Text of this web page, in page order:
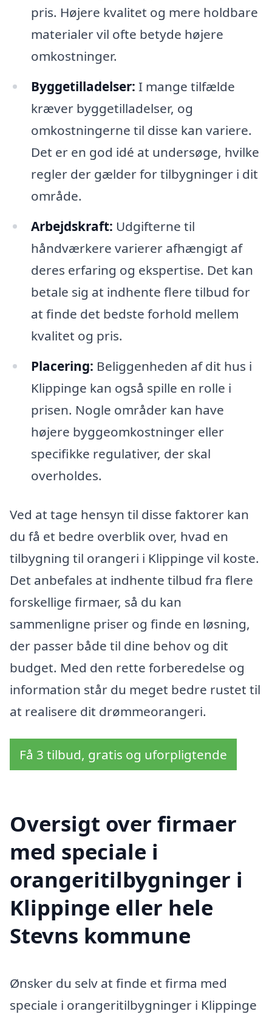
pris. Højere kvalitet og mere holdbare
materialer vil ofte betyde højere
omkostninger.
Byggetilladelser: I mange tilfælde
kræver byggetilladelser, og
omkostningerne til disse kan variere.
Det er en god idé at undersøge, hvilke
regler der gælder for tilbygninger i dit
område.
Arbejdskraft: Udgifterne til
håndværkere varierer afhængigt af
deres erfaring og ekspertise. Det kan
betale sig at indhente flere tilbud for
at finde det bedste forhold mellem
kvalitet og pris.
Placering: Beliggenheden af dit hus i
Klippinge kan også spille en rolle i
prisen. Nogle områder kan have
højere byggeomkostninger eller
specifikke regulativer, der skal
overholdes.
Ved at tage hensyn til disse faktorer kan
du få et bedre overblik over, hvad en
tilbygning til orangeri i Klippinge vil koste.
Det anbefales at indhente tilbud fra flere
forskellige firmaer, så du kan
sammenligne priser og finde en løsning,
der passer både til dine behov og dit
budget. Med den rette forberedelse og
information står du meget bedre rustet til
at realisere dit drømmeorangeri.
Få 3 tilbud, gratis og uforpligtende
Oversigt over firmaer
med speciale i
orangeritilbygninger i
Klippinge eller hele
Stevns kommune
Ønsker du selv at finde et firma med
speciale i orangeritilbygninger i Klippinge